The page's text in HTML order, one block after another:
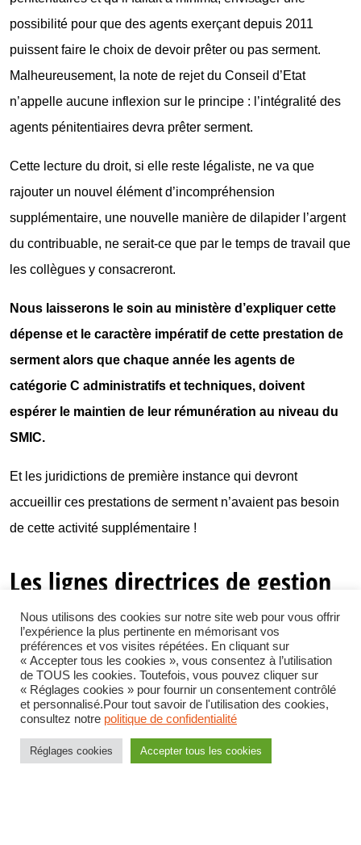
possibilité pour que des agents exerçant depuis 2011
puissent faire le choix de devoir prêter ou pas serment.
Malheureusement, la note de rejet du Conseil d’Etat
n’appelle aucune inflexion sur le principe : l’intégralité des
agents pénitentiaires devra prêter serment.
Cette lecture du droit, si elle reste légaliste, ne va que
rajouter un nouvel élément d’incompréhension
supplémentaire, une nouvelle manière de dilapider l’argent
du contribuable, ne serait-ce que par le temps de travail que
les collègues y consacreront.
Nous laisserons le soin au ministère d’expliquer cette
dépense et le caractère impératif de cette prestation de
serment alors que chaque année les agents de
catégorie C administratifs et techniques, doivent
espérer le maintien de leur rémunération au niveau du
SMIC.
Et les juridictions de première instance qui devront
accueillir ces prestations de serment n’avaient pas besoin
de cette activité supplémentaire !
Les lignes directrices de gestion
en matière d’avancement
La CFDTrappelle son opposition à la loi de modernisation
de la fonction publique qui a vidé de leurs substances les
commissions administratives paritaires.
la CFDT a participé aux travaux d’actualisation de ces
Nous utilisons des cookies sur notre site web pour vous offrir
l’expérience la plus pertinente en mémorisant vos
préférences et vos visites répétées. En cliquant sur
« Accepter tous les cookies », vous consentez à l’utilisation
de TOUS les cookies. Toutefois, vous pouvez cliquer sur
« Réglages cookies » pour fournir un consentement contrôlé
et personnalisé.Pour tout savoir de l'utilisation des cookies,
consultez notre politique de confidentialité
Réglages cookies Accepter tous les cookies